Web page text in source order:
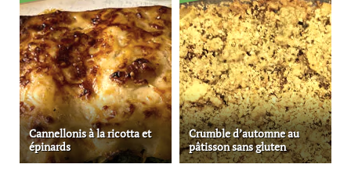
Cannellonis à la ricotta et
épinards
Crumble d’automne au
pâtisson sans gluten